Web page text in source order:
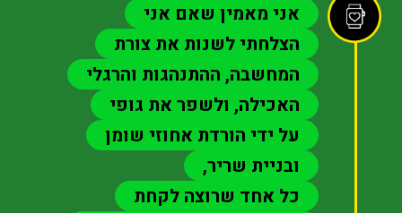
אני מאמין שאם אני
הצלחתי לשנות את צורת
המחשבה, ההתנהגות והרגלי
האכילה, ולשפר את גופי
על ידי הורדת אחוזי שומן
ובניית שריר,
כל אחד שרוצה לקחת